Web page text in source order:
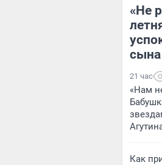
«Не
сына
21 час
«Нам
Как